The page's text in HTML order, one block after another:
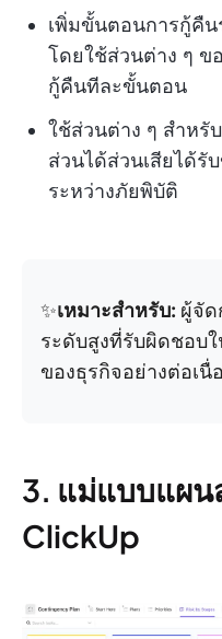
เพิ่มขั้นตอนการกู้คื
โดยใช้ส่วนต่าง ๆ ข
กู้คืนทีละขั้นตอน
ใช้ส่วนต่าง ๆ สำหรั
ส่วนได้ส่วนเสียได้รั
ระหว่างภัยพิบัติ
✨เหมาะสำหรับ: ผู้จัด
ระดับสูงที่รับผิดชอบ
ของธุรกิจอย่างต่อเนื่
3. แม่แบบแผน
ClickUp